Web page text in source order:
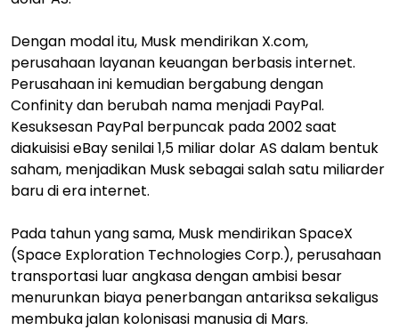
Dengan modal itu, Musk mendirikan X.com,
perusahaan layanan keuangan berbasis internet.
Perusahaan ini kemudian bergabung dengan
Confinity dan berubah nama menjadi PayPal.
Kesuksesan PayPal berpuncak pada 2002 saat
diakuisisi eBay senilai 1,5 miliar dolar AS dalam bentuk
saham, menjadikan Musk sebagai salah satu miliarder
baru di era internet.
Pada tahun yang sama, Musk mendirikan SpaceX
(Space Exploration Technologies Corp.), perusahaan
transportasi luar angkasa dengan ambisi besar
menurunkan biaya penerbangan antariksa sekaligus
membuka jalan kolonisasi manusia di Mars.